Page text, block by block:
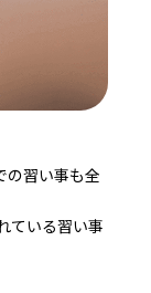
の習い事も全
ている習い事